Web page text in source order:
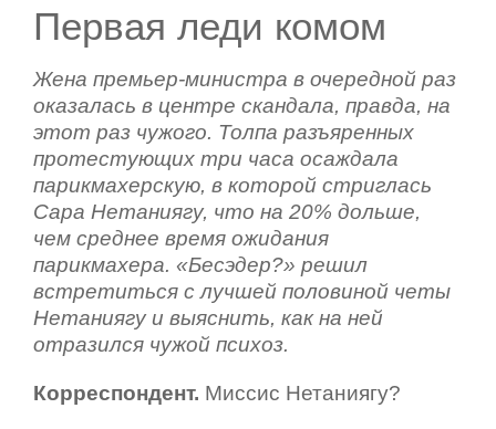
Первая леди комом
Жена премьер-министра в очередной раз
оказалась в центре скандала, правда, на
этот раз чужого. Толпа разъяренных
протестующих три часа осаждала
парикмахерскую, в которой стриглась
Сара Нетаниягу, что на 20% дольше,
чем среднее время ожидания
парикмахера. «Бесэдер?» решил
встретиться с лучшей половиной четы
Нетаниягу и выяснить, как на ней
отразился чужой психоз.
Корреспондент. Миссис Нетаниягу?